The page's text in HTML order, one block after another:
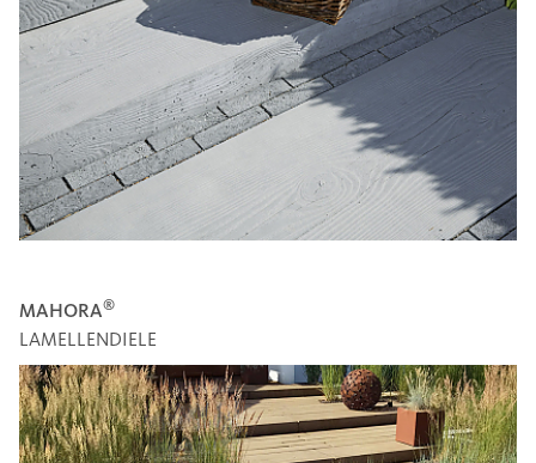
MAHORA®
LAMELLENDIELE